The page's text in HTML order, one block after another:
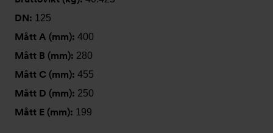
DN: 125
Mått A (mm): 400
Mått B (mm): 280
Mått C (mm): 455
Mått D (mm): 250
Mått E (mm): 199